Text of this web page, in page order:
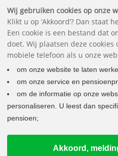
Downloads Vragen
Wij gebruiken cookies op onze
Klikt u op ‘Akkoord’? Dan staat
Een cookie is een bestand dat
doet. Wij plaatsen deze
mobiele telefoon als u onze
om onze website te laten
om onze service en
om de informatie op onze
personaliseren. U leest dan
pensioen;
Akkoord,